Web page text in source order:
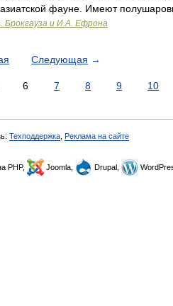
фауне. Имеют
Брокгауза и И.А. Ефрона
Следующая →
6 7 8 9 10
Техподдержка Реклама на сайте
PHP, Joomla, Drupal,